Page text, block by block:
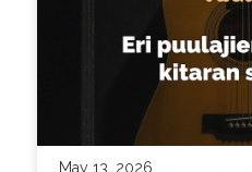
May 13, 2026